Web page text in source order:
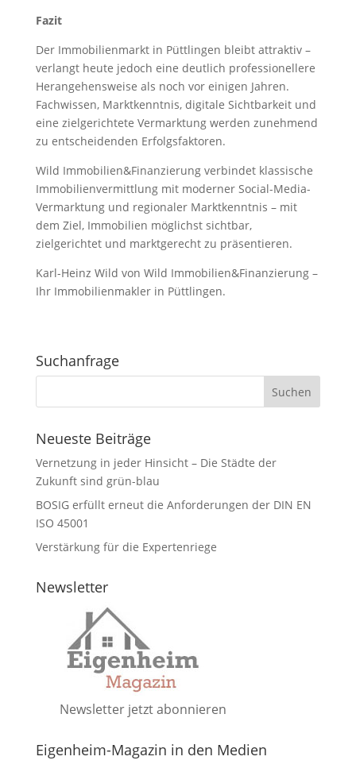
Fazit
Der Immobilienmarkt in Püttlingen bleibt attraktiv –
verlangt heute jedoch eine deutlich professionellere
Herangehensweise als noch vor einigen Jahren.
Fachwissen, Marktkenntnis, digitale Sichtbarkeit und
eine zielgerichtete Vermarktung werden zunehmend
zu entscheidenden Erfolgsfaktoren.
Wild Immobilien&Finanzierung verbindet klassische
Immobilienvermittlung mit moderner Social-Media-
Vermarktung und regionaler Marktkenntnis – mit
dem Ziel, Immobilien möglichst sichtbar,
zielgerichtet und marktgerecht zu präsentieren.
Karl-Heinz Wild von Wild Immobilien&Finanzierung –
Ihr Immobilienmakler in Püttlingen.
Suchanfrage
Neueste Beiträge
Vernetzung in jeder Hinsicht – Die Städte der
Zukunft sind grün-blau
BOSIG erfüllt erneut die Anforderungen der DIN EN
ISO 45001
Verstärkung für die Expertenriege
Newsletter
Newsletter jetzt abonnieren
Eigenheim-Magazin in den Medien